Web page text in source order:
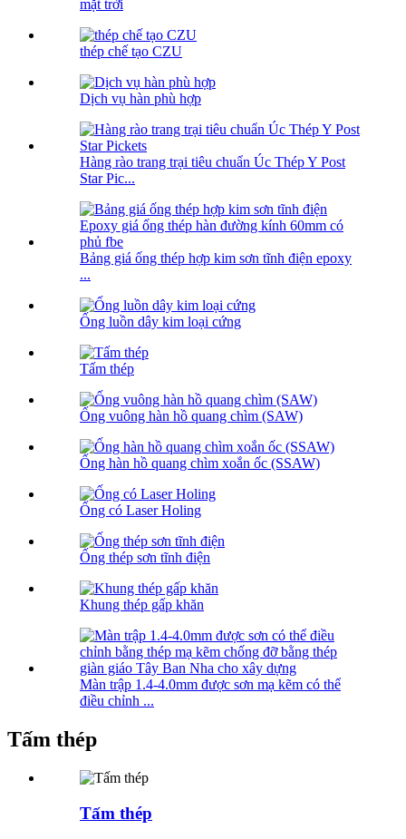
mặt trời
thép chế tạo CZU
Dịch vụ hàn phù hợp
Hàng rào trang trại tiêu chuẩn Úc Thép Y Post
Star Pic...
Bảng giá ống thép hợp kim sơn tĩnh điện epoxy
...
Ống luồn dây kim loại cứng
Tấm thép
Ống vuông hàn hồ quang chìm (SAW)
Ống hàn hồ quang chìm xoắn ốc (SSAW)
Ống có Laser Holing
Ống thép sơn tĩnh điện
Khung thép gấp khăn
Màn trập 1.4-4.0mm được sơn mạ kẽm có thể
điều chỉnh ...
Tấm thép
Tấm thép